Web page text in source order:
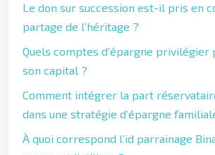
Le don sur succession est-il pris en
partage de l’héritage ?
Quels comptes d’épargne privilégier
son capital ?
Comment intégrer la part
dans une stratégie d’épargne
À quoi correspond l’id parrainage